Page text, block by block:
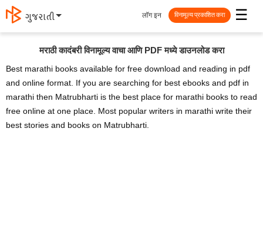
मराठी ☰
लॉग इन विनामूल्य प्रकाशित करा
मराठी कादंबरी विनामूल्य वाचा आणि PDF मध्ये डाउनलोड करा
Best marathi books available for free download and reading in pdf
and online format. If you are searching for best ebooks and pdf in
marathi then Matrubharti is the best place for marathi books to read
free online at one place. Most popular writers in marathi write their
best stories and books on Matrubharti.